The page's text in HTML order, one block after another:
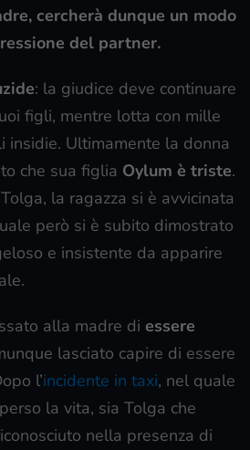
cercherà dunque un modo
del partner.
: la giudice deve continuare
figli, mentre lotta con mille
insidie. Ultimamente la donna
che sua figlia Oylum è triste.
la ragazza si è avvicinata
però si è subito dimostrato
e insistente da apparire
alla madre di essere
lasciato capire di essere
l’incidente in taxi, nel quale
la vita, sia Tolga che
nella presenza di